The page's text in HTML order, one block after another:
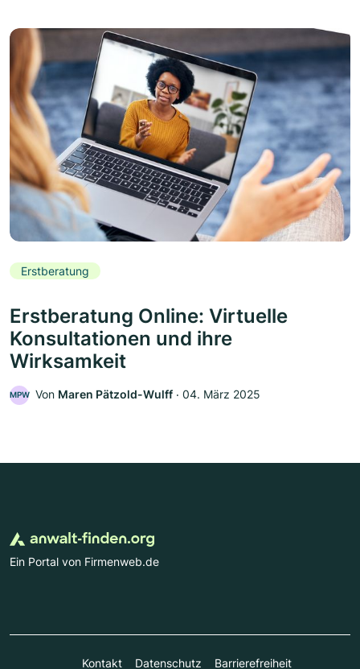
Erstberatung
Erstberatung Online: Virtuelle
Konsultationen und ihre
Wirksamkeit
MPW Von Maren Pätzold-Wulff ‧ 04. März 2025
Ein Portal von Firmenweb.de
Kontakt Datenschutz Barrierefreiheit